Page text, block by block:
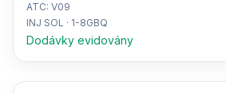
ATC: V09
INJ SOL · 1-8GBQ
Dodávky evidovány